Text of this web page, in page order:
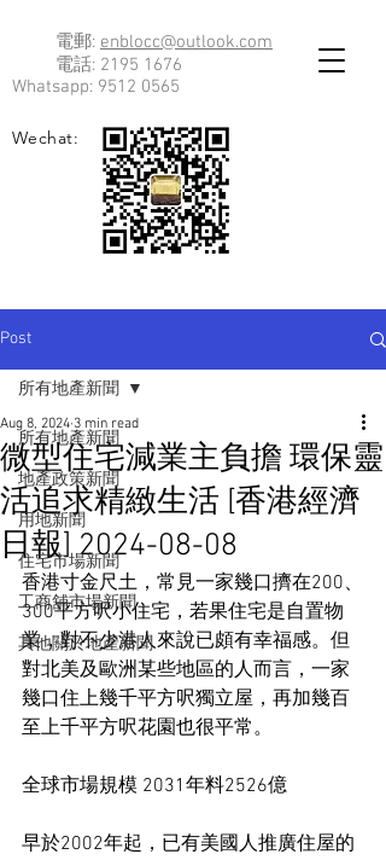
電郵: enblocc@outlook.com
電話: 2195 1676
Whatsapp: 9512 0565
Wechat:
Post
所有地產新聞
地產政策新聞
用地新聞
住宅市場新聞
工商舖市場新聞
其他關於地產新聞
所有地產新聞
微型住宅減業主負擔 環保靈
活追求精緻生活 [香港經濟
日報] 2024-08-08
Aug 8, 2024 3 min read
香港寸金尺土，常見一家幾口擠在200、
300平方呎小住宅，若果住宅是自置物
業，對不少港人來說已頗有幸福感。但
對北美及歐洲某些地區的人而言，一家
幾口住上幾千平方呎獨立屋，再加幾百
至上千平方呎花園也很平常。
全球市場規模 2031年料2526億
早於2002年起，已有美國人推廣住屋的